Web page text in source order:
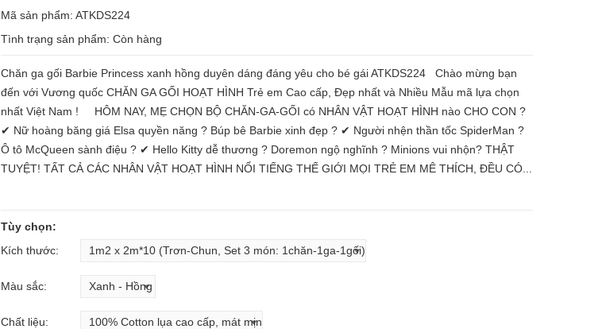
Mã sản phẩm: ATKDS224
Tình trạng sản phẩm: Còn hàng
Chăn ga gối Barbie Princess xanh hồng duyên dáng đáng yêu cho bé gái ATKDS224 Chào mừng bạn
đến với Vương quốc CHĂN GA GỐI HOẠT HÌNH Trẻ em Cao cấp, Đẹp nhất và Nhiều Mẫu mã lựa chọn
nhất Việt Nam ! HÔM NAY, MẸ CHỌN BỘ CHĂN-GA-GỐI có NHÂN VẬT HOẠT HÌNH nào CHO CON ?
✔ Nữ hoàng băng giá Elsa quyền năng ? Búp bê Barbie xinh đẹp ? ✔ Người nhện thần tốc SpiderMan ?
Ô tô McQueen sành điệu ? ✔ Hello Kitty dễ thương ? Doremon ngộ nghĩnh ? Minions vui nhộn? THẬT
TUYỆT! TẤT CẢ CÁC NHÂN VẬT HOẠT HÌNH NỔI TIẾNG THẾ GIỚI MỌI TRẺ EM MÊ THÍCH, ĐỀU CÓ...
Tùy chọn:
Kích thước:
Màu sắc:
Chất liệu: